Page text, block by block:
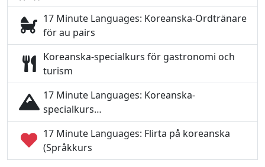
17 Minute Languages: Koreanska-Ordtränare
för au pairs
Koreanska-specialkurs för gastronomi och
turism
17 Minute Languages: Koreanska-
specialkurs…
17 Minute Languages: Flirta på koreanska
(Språkkurs